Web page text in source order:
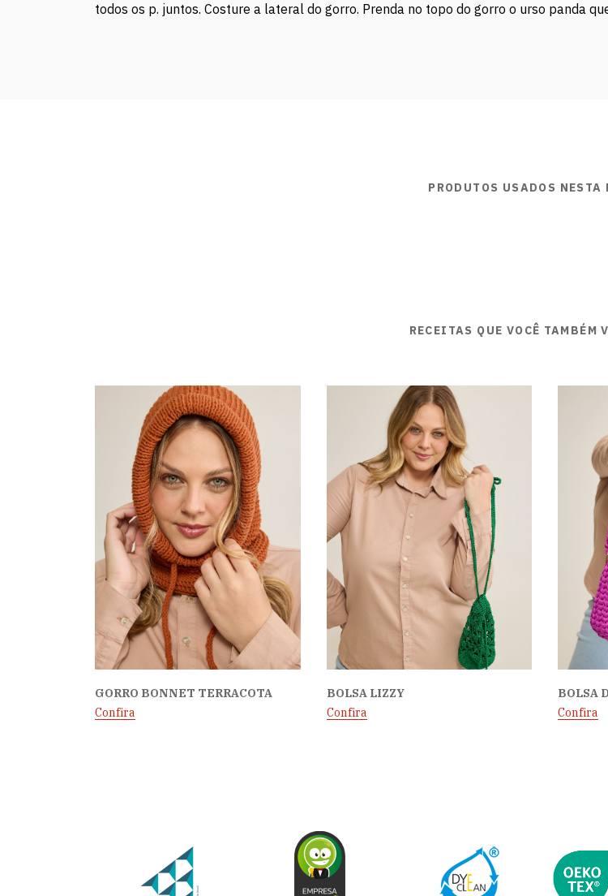
todos os p. juntos. Costure a lateral do gorro. Prenda no topo do gorro o urso panda
PRODUTOS USADOS NESTA
RECEITAS QUE VOCÊ TAMBÉM
GORRO BONNET TERRACOTA
Confira
BOLSA LIZZY
Confira
BOLSA
Confira